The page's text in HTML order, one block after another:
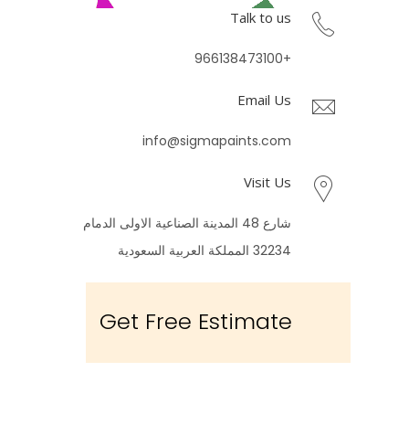
Talk to us
+966138473100
Email Us
info@sigmapaints.com
Visit Us
شارع 48 المدينة الصناعية الاولى الدمام
32234 المملكة العربية السعودية
Get Free Estimate